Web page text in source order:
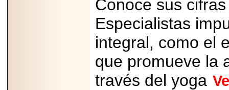
Conoce sus
Especialistas
integral, como el
que promueve la
través del yoga